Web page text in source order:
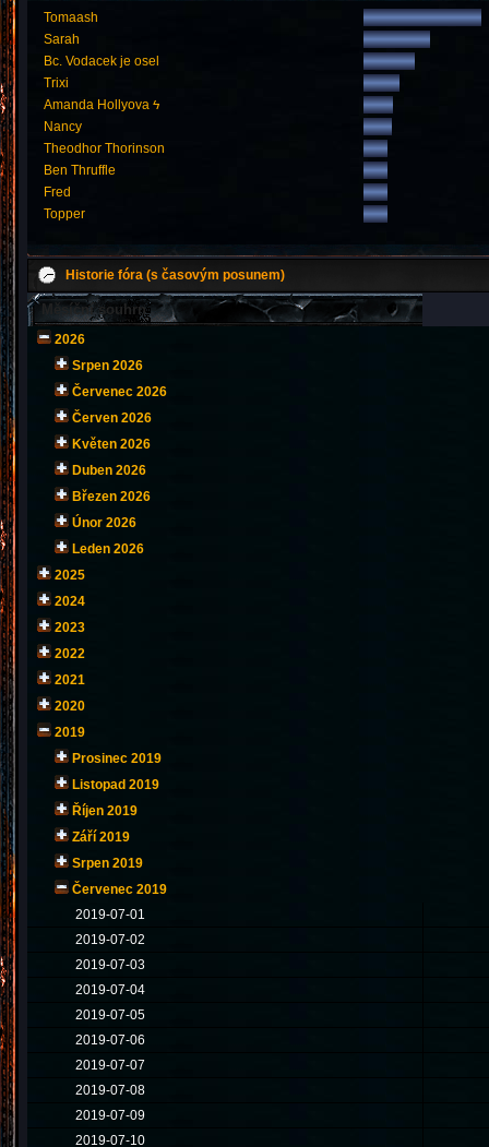
Tomaash
Sarah
Bc. Vodacek je osel
Trixi
Amanda Hollyova ϟ
Nancy
Theodhor Thorinson
Ben Thruffle
Fred
Topper
Historie fóra (s časovým posunem)
Měsíční souhrn
2026
Srpen 2026
Červenec 2026
Červen 2026
Květen 2026
Duben 2026
Březen 2026
Únor 2026
Leden 2026
2025
2024
2023
2022
2021
2020
2019
Prosinec 2019
Listopad 2019
Říjen 2019
Září 2019
Srpen 2019
Červenec 2019
2019-07-01
2019-07-02
2019-07-03
2019-07-04
2019-07-05
2019-07-06
2019-07-07
2019-07-08
2019-07-09
2019-07-10